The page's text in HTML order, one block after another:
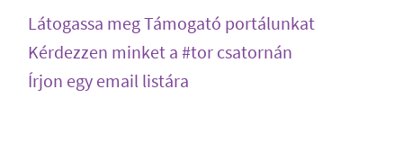
Látogassa meg Támogató portálunkat
Kérdezzen minket a #tor csatornán
Írjon egy email listára